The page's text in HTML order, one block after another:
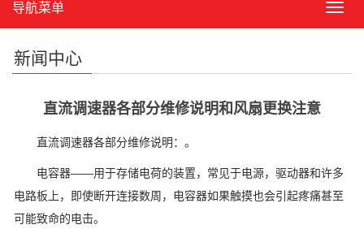
导
导航菜单
新闻中心
直流调速器各部分维修说明和风扇更换注意
直流调速器各部分维修说明：。
电容器——用于存储电荷的装置，常见于电源，驱动器和许多
电路板上，即使断开连接数周，电容器如果触摸也会引起疼痛甚至
可能致命的电击。